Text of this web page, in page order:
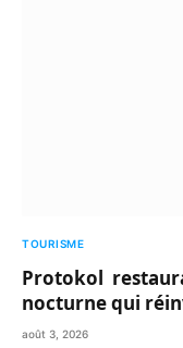
TOURISME
Protokol
nocturne qui
août 3, 2026